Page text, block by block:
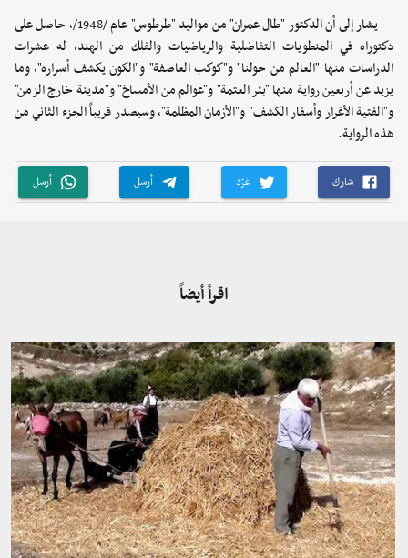
يشار إلى أن الدكتور "طال عمران" من مواليد "طرطوس" عام /1948/، حاصل على
دكتوراه في المنطويات التفاضلية والرياضيات والفلك من الهند، له عشرات
الدراسات منها "العالم من حولنا" و"كوكب العاصفة" و"الكون يكشف أسراره"، وما
يزيد عن أربعين رواية منها "بئر العتمة" و"عوالم من الأمساخ" و"مدينة خارج الزمن"
و"الفتية الأغرار وأسفار الكشف" و"الأزمان المظلمة"، وسيصدر قريباً الجزء الثاني من
هذه الرواية.
شارك غرّد أرسل أرسل
اقرأ أيضاً